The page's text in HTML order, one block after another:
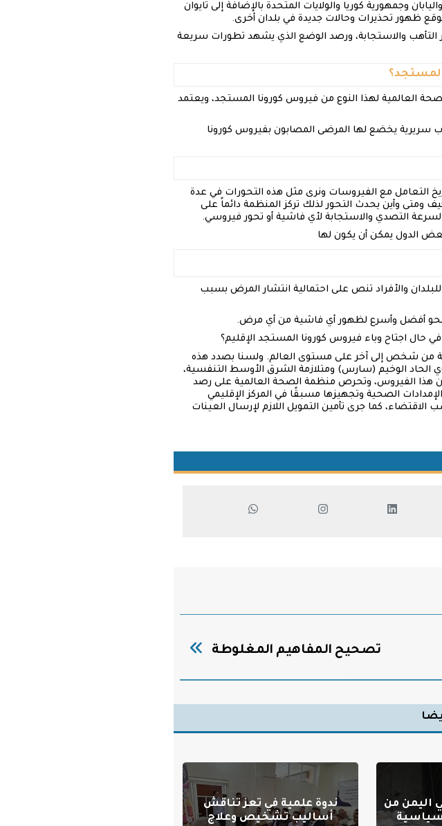
وجمهورية كوريا والولايات المتحدة بالإضافة إلى تايوان
ظهور تحذيرات وحالات جديدة في بلدان أخرى.
التأهب والاستجابة، ورصد الوضع الذي يشهد تطورات سريعة
العالمية لهذا النوع من فيروس كورونا المستجد، ويعتمد
سريرية يخضع لها المرضى المصابون بفيروس كورونا
التعامل مع الفيروسات ونرى مثل هذه التحورات في عدة
ومتى وأين يحدث التحور لذلك تركز المنظمة دائماً على
التصدي والاستجابة لأي فاشية أو تحور فيروسي.
الدول يمكن أن يكون لها
والأفراد تنص على احتمالية انتشار المرض بسبب
نحو أفضل وأسرع لظهور أي فاشية من أي مرض.
اجتاح وباء فيروس كورونا المستجد الإقليم؟
من شخص إلى آخر على مستوى العالم. ولسنا بصدد هذه
الحاد الوخيم (سارس) ومتلازمة الشرق الأوسط التنفسية،
عن هذا الفيروس، وتحرص منظمة الصحة العالمية على رصد
الصحية وتجهيزها مسبقًا في المركز الإقليمي
كما جرى تأمين التمويل اللازم لإرسال العينات
تصحيح المفاهيم المغلوطة‏
اليمن من
ندوة علمية في تعز تناقش
أساليب تشخيص وعلاج